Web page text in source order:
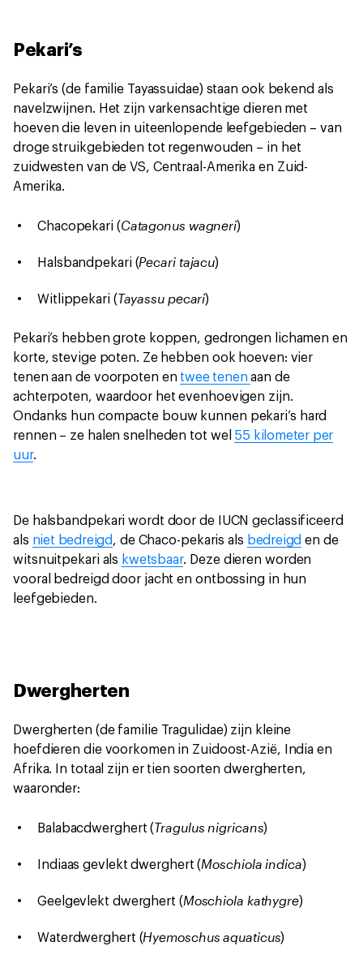
Pekari’s
Pekari’s (de familie Tayassuidae) staan ook bekend als
navelzwijnen. Het zijn varkensachtige dieren met
hoeven die leven in uiteenlopende leefgebieden – van
droge struikgebieden tot regenwouden – in het
zuidwesten van de VS, Centraal-Amerika en Zuid-
Amerika.
Chacopekari (Catagonus wagneri)
Halsbandpekari (Pecari tajacu)
Witlippekari (Tayassu pecari)
Pekari’s hebben grote koppen, gedrongen lichamen en
korte, stevige poten. Ze hebben ook hoeven: vier
tenen aan de voorpoten en twee tenenaan de
achterpoten, waardoor het evenhoevigen zijn.
Ondanks hun compacte bouw kunnen pekari’s hard
rennen – ze halen snelheden tot wel 55 kilometer per
uur.
De halsbandpekari wordt door de IUCN geclassificeerd
als niet bedreigd, de Chaco-pekaris als bedreigd en de
witsnuitpekari als kwetsbaar. Deze dieren worden
vooral bedreigd door jacht en ontbossing in hun
leefgebieden.
Dwergherten
Dwergherten (de familie Tragulidae) zijn kleine
hoefdieren die voorkomen in Zuidoost-Azië, India en
Afrika. In totaal zijn er tien soorten dwergherten,
waaronder:
Balabacdwerghert (Tragulus nigricans)
Indiaas gevlekt dwerghert (Moschiola indica)
Geelgevlekt dwerghert (Moschiola kathygre)
Waterdwerghert (Hyemoschus aquaticus)